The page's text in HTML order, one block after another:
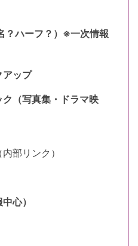
？ハーフ？）※一次情報
アップ
（写真集・ドラマ映
部リンク）
心）